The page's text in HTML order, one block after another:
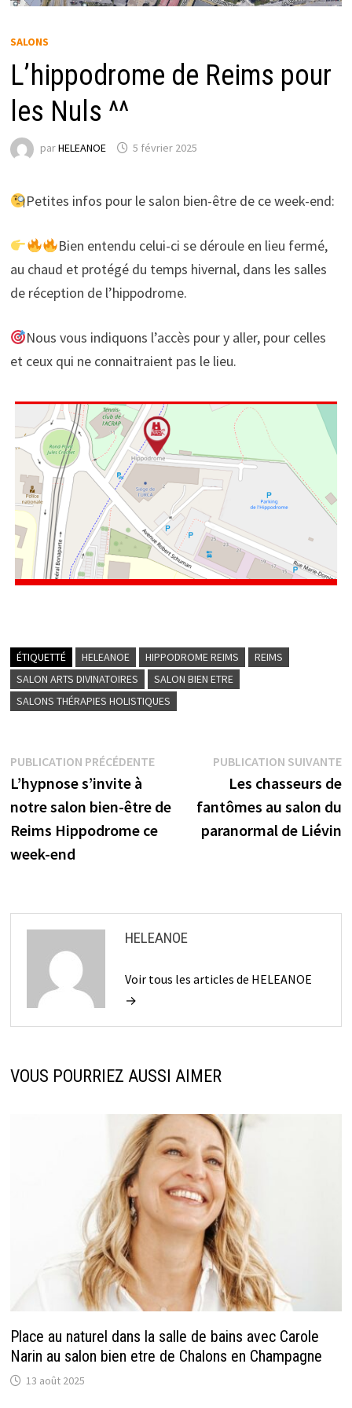
SALONS
L’hippodrome de Reims pour
les Nuls ^^
parHELEANOE 5 février 2025
Petites infos pour le salon bien-être de ce week-end:
Bien entendu celui-ci se déroule en lieu fermé,
au chaud et protégé du temps hivernal, dans les salles
de réception de l’hippodrome.
Nous vous indiquons l’accès pour y aller, pour celles
et ceux qui ne connaitraient pas le lieu.
ÉTIQUETTÉ HELEANOE HIPPODROME REIMS
REIMS
SALON ARTS DIVINATOIRES
SALON BIEN ETRE
SALONS THÉRAPIES HOLISTIQUES
Navigation
de
l’article
PUBLICATION PRÉCÉDENTEPublication
L’hypnose s’invite à
notre salon bien-être de
Reims Hippodrome ce
week-end
PUBLICATION SUIVANTE
Les chasseurs de
fantômes au salon du
paranormal de Liévin
HELEANOE
Voir tous les articles de HELEANOE
→
VOUS POURRIEZ AUSSI AIMER
Place au naturel dans la salle de bains avec Carole
Narin au salon bien etre de Chalons en Champagne
13 août 2025